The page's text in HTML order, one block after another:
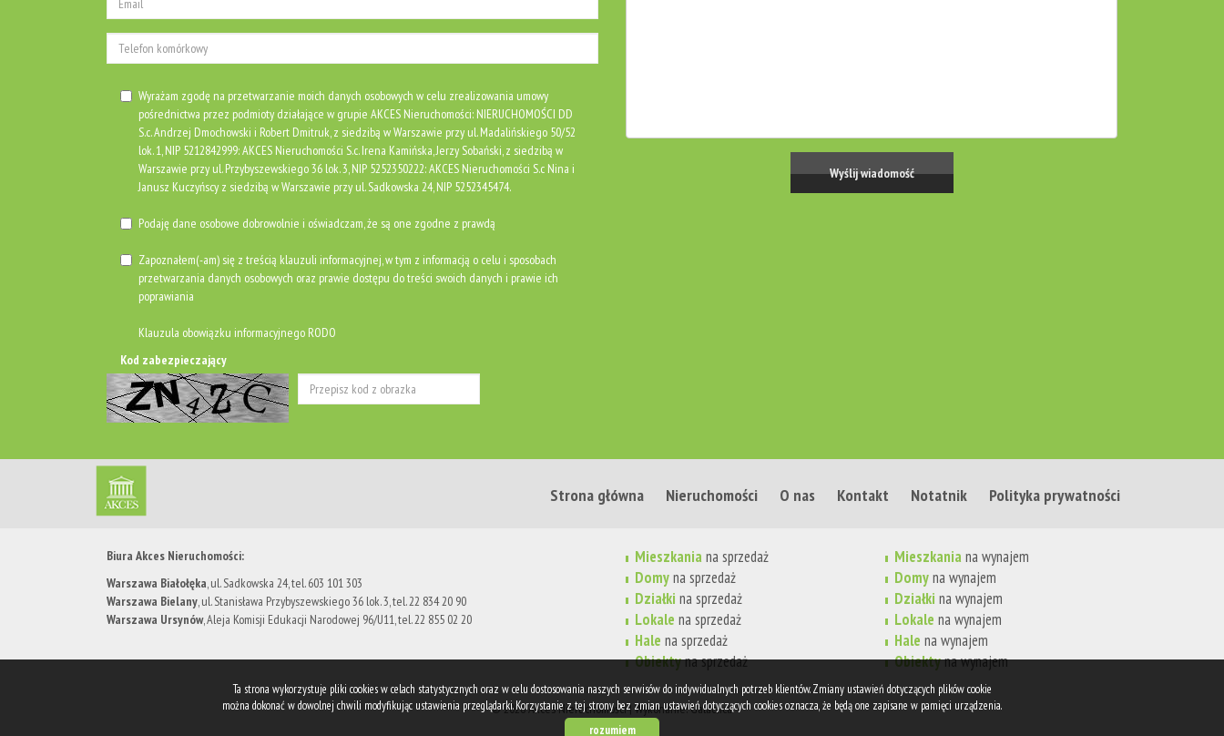
Wyrażam zgodę na przetwarzanie moich danych osobowych w celu zrealizowania umowy
pośrednictwa przez podmioty działające w grupie AKCES Nieruchomości: NIERUCHOMOŚCI DD
S.c. Andrzej Dmochowski i Robert Dmitruk, z siedzibą w Warszawie przy ul. Madalińskiego 50/52
lok. 1, NIP 5212842999: AKCES Nieruchomości S.c. Irena Kamińska, Jerzy Sobański, z siedzibą w
Warszawie przy ul. Przybyszewskiego 36 lok. 3, NIP 5252350222: AKCES Nieruchomości S.c Nina i
Janusz Kuczyńscy z siedzibą w Warszawie przy ul. Sadkowska 24, NIP 5252345474.
Podaję dane osobowe dobrowolnie i oświadczam, że są one zgodne z prawdą
Zapoznałem(-am) się z treścią klauzuli informacyjnej, w tym z informacją o celu i sposobach
przetwarzania danych osobowych oraz prawie dostępu do treści swoich danych i prawie ich
poprawiania
Klauzula obowiązku informacyjnego RODO
Kod zabezpieczający
Strona główna Nieruchomości O nas Kontakt Notatnik Polityka prywatności
Biura Akces Nieruchomości:
Warszawa Białołęka, ul. Sadkowska 24, tel. 603 101 303
Warszawa Bielany, ​ul. Stanisława Przybyszewskiego 36 lok. 3, tel. 22 834 20 90
Warszawa Ursynów, Aleja Komisji Edukacji Narodowej 96/U11, tel. 22 855 02 20
Mieszkania na sprzedaż
Domyna sprzedaż
Działki na sprzedaż
Lokale na sprzedaż
Hale na sprzedaż
Obiektyna sprzedaż
Mieszkania na wynajem
Domyna wynajem
Działki na wynajem
Lokale na wynajem
Hale na wynajem
Obiektyna wynajem
© 2026 Akces Nieruchomości | Wykonanie: Galactica
Ta strona wykorzystuje pliki cookies w celach statystycznych oraz w celu dostosowania naszych serwisów do indywidualnych potrzeb klientów. Zmiany ustawień dotyczących plików cookie
można dokonać w dowolnej chwili modyfikując ustawienia przeglądarki. Korzystanie z tej strony bez zmian ustawień dotyczących cookies oznacza, że będą one zapisane w pamięci urządzenia.
rozumiem